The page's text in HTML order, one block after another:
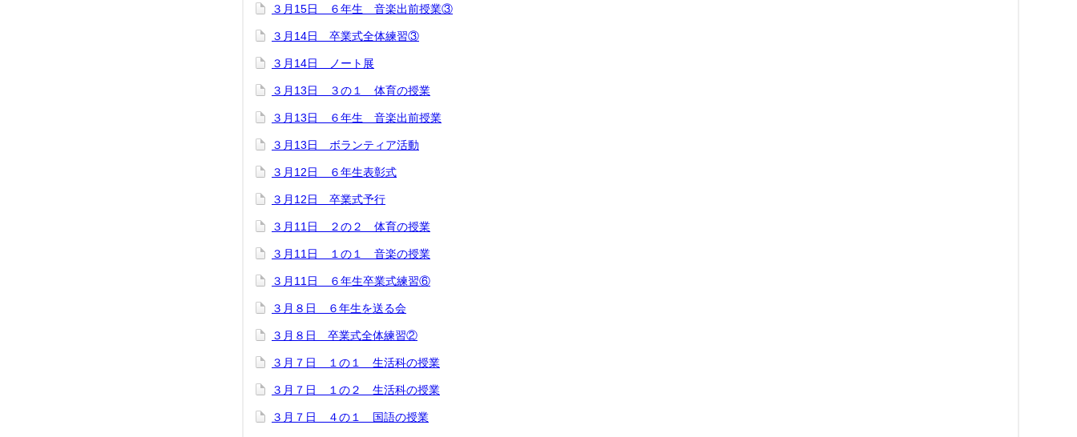
３月15日 ６年生 音楽出前授業③
３月14日 卒業式全体練習③
３月14日 ノート展
３月13日 ３の１ 体育の授業
３月13日 ６年生 音楽出前授業
３月13日 ボランティア活動
３月12日 ６年生表彰式
３月12日 卒業式予行
３月11日 ２の２ 体育の授業
３月11日 １の１ 音楽の授業
３月11日 ６年生卒業式練習⑥
３月８日 ６年生を送る会
３月８日 卒業式全体練習②
３月７日 １の１ 生活科の授業
３月７日 １の２ 生活科の授業
３月７日 ４の１ 国語の授業